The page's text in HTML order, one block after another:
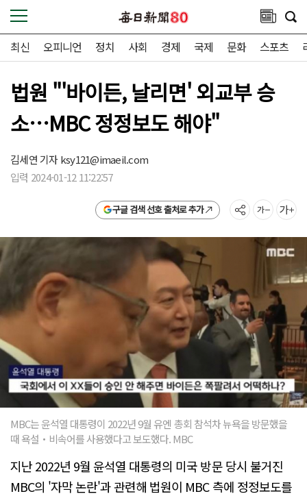
최신 오피니언 정치 사회 경제 국제 문화 스포츠
법원 "'바이든, 날리면' 외교부 승
소…MBC 정정보도 해야"
김세연 기자ksy121@imaeil.com
입력 2024-01-12 11:22:57
구글 검색 선호 출처로 추가
MBC는 윤석열 대통령이 2022년 9월 유엔 총회 참석차 뉴욕을 방문했을
때 욕설‧비속어를 사용했다고 보도했다. MBC
지난 2022년 9월 윤석열 대통령의 미국 방문 당시 불거진
MBC의 '자막 논란'과 관련해 법원이 MBC 측에 정정보도를